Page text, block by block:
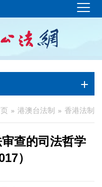
港澳台法制 香港法制
查的司法哲学
）